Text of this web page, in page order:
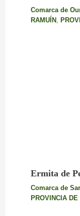
Comarca de
RAMUÍN,
Ermita de
Comarca de
PROVINCIA DE